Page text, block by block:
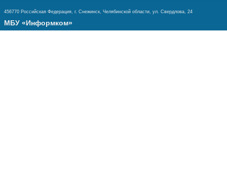
456770 Российская Федерация, г. Снежинск, Челябинской области, ул. Свердлова, 24
МБУ «Информком»